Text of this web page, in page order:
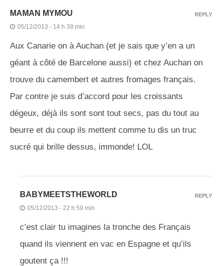
MAMAN MYMOU
05/12/2013 - 14 h 38 min
Aux Canarie on à Auchan (et je sais que y’en a un
géant à côté de Barcelone aussi) et chez Auchan on
trouve du camembert et autres fromages français.
Par contre je suis d’accord pour les croissants
dégeux, déjà ils sont sont tout secs, pas du tout au
beurre et du coup ils mettent comme tu dis un truc
sucré qui brille dessus, immonde! LOL
REPLY
BABYMEETSTHEWORLD
05/12/2013 - 22 h 59 min
c’est clair tu imagines la tronche des Français
quand ils viennent en vac en Espagne et qu’ils
goutent ça !!!
REPLY